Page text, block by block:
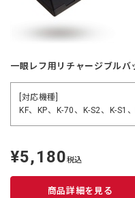
一眼レフ用リチャージブルバ
[対応機種]
KF、KP、K-70、K-S2、K-S1
定
価
¥5,180税込
商品詳細を見る